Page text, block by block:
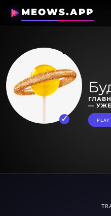
MEOWS.APP
— УЖЕ
PLAY